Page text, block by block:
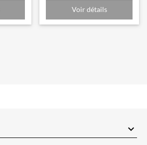
Voir détails
keyboard_arrow_down